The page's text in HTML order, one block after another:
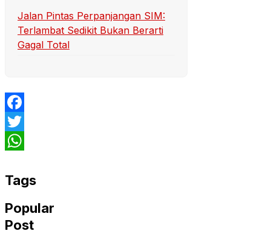
Jalan Pintas Perpanjangan SIM:
Terlambat Sedikit Bukan Berarti
Gagal Total
Facebook
Twitter
Tags
Popular
Post